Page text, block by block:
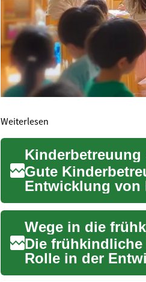
Weiterlesen
Gute
Entwicklung von
Sprache, so...
Wege in die
Die
Rolle in der
das unverz...